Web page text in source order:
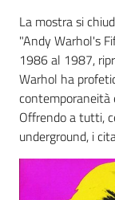
La mostra si
"Andy Warhol's
1986 al 1987,
Warhol ha
contemporaneità
Offrendo a tutti,
underground, i